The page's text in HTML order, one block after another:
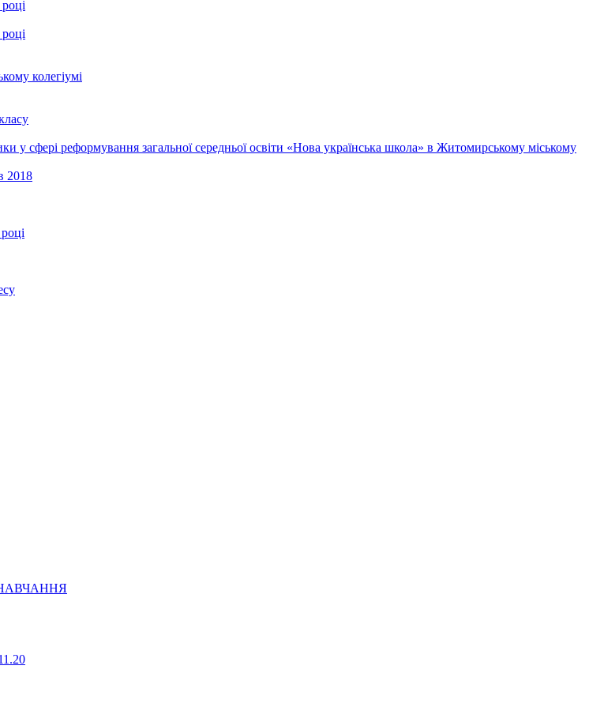
колегіумі
у сфері реформування загальної середньої освіти «Нова українська школа» в Житомирському міському
2018